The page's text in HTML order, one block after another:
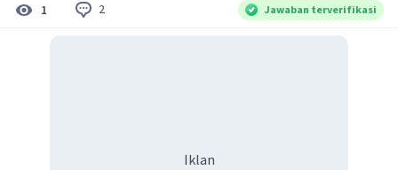
1 2 Jawaban terverifikasi
Iklan